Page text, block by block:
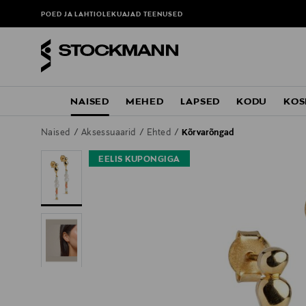
POED JA LAHTIOLEKUAJADTEENUSED
NAISED MEHED LAPSED KODU
Naised Aksessuaarid Ehted Kõrvarõngad
EELIS KUPONGIGA